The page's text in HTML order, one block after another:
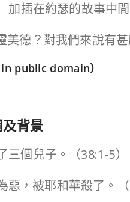
加插在約瑟的故事中間
德？對我們來說有
public domain）
背景
個兒子。（38:1-5）
，被耶和華殺了。（